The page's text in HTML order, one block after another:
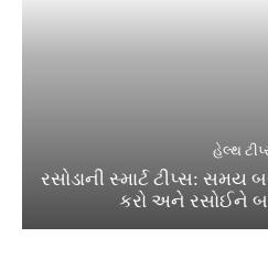
હેલ્થ
રસોડાની સ્માર્ટ ટીપ્સ: સમય
કરો અને રસોઈને